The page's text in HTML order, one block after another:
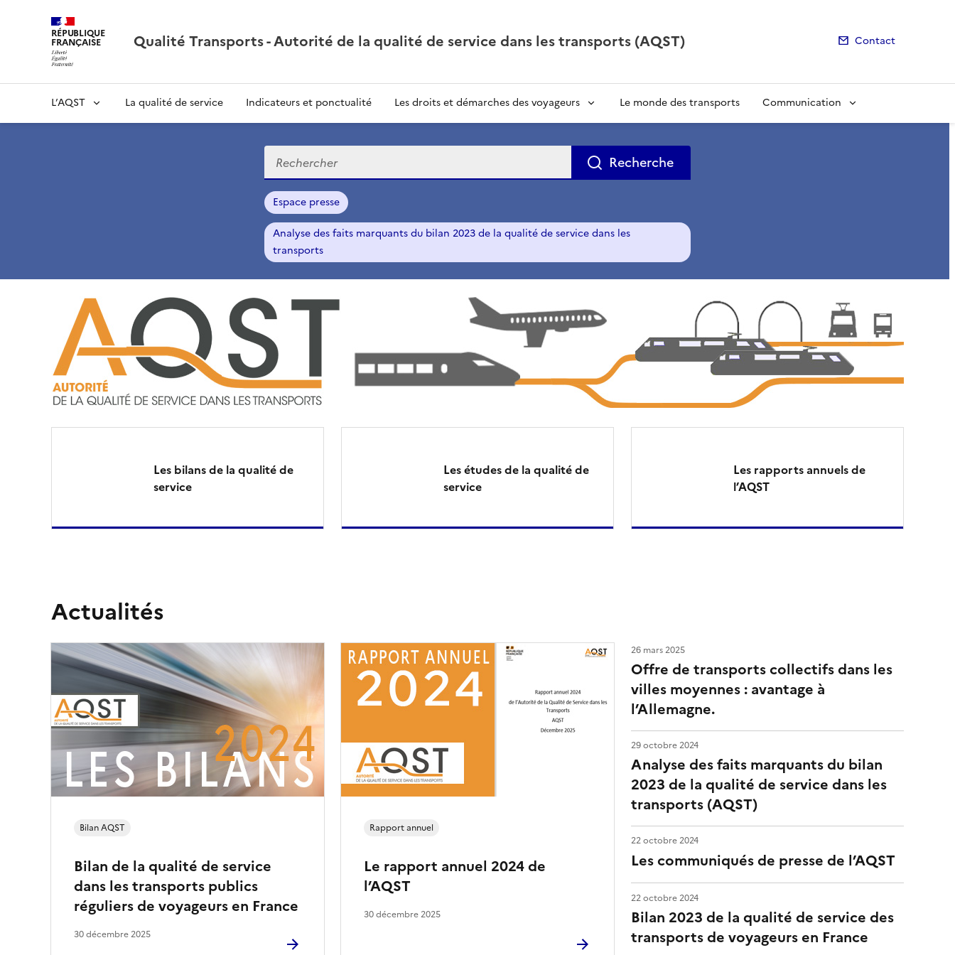
RÉPUBLIQUE
FRANÇAISE Qualité Transports - Autorité de la qualité de service dans les transports (AQST) Contact
L’AQST La qualité de service Indicateurs et ponctualité Les droits et démarches des voyageurs Le monde des transports Communication
Recherche Recherche
Espace presse
Analyse des faits marquants du bilan 2023 de la qualité de service dans les
transports
u
a
l
i
T
a
n
s
p
o
r
t
Les bilans de la qualité de
service
Les études de la qualité de
service
Les rapports annuels de
l’AQST
Actualités
Bilan de la qualité de service
dans les transports publics
réguliers de voyageurs en France
Bilan AQST
30 décembre 2025
Le rapport annuel 2024 de
l’AQST
Rapport annuel
30 décembre 2025
Offre de transports collectifs dans les
villes moyennes : avantage à
l’Allemagne.
26 mars 2025
Analyse des faits marquants du bilan
2023 de la qualité de service dans les
transports (AQST)
29 octobre 2024
Les communiqués de presse de l’AQST
22 octobre 2024
Bilan 2023 de la qualité de service des
transports de voyageurs en France
22 octobre 2024